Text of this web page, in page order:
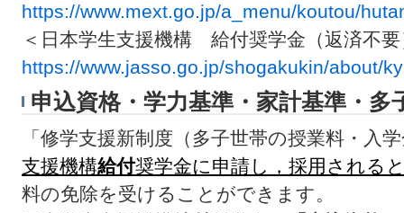
https://www.mext.go.jp/a_menu/koutou/
＜日本学生支援機構 給付奨学金（返済不要
https://www.jasso.go.jp/shogakukin/about/
申込資格・学力基準・家計基準・多
「修学支援新制度（多子世帯の授業料・入
支援機構給付奨学金に申請し，採用される
料の免除を受けることができます。